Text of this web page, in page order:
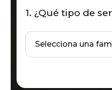
1. ¿Qué tipo de